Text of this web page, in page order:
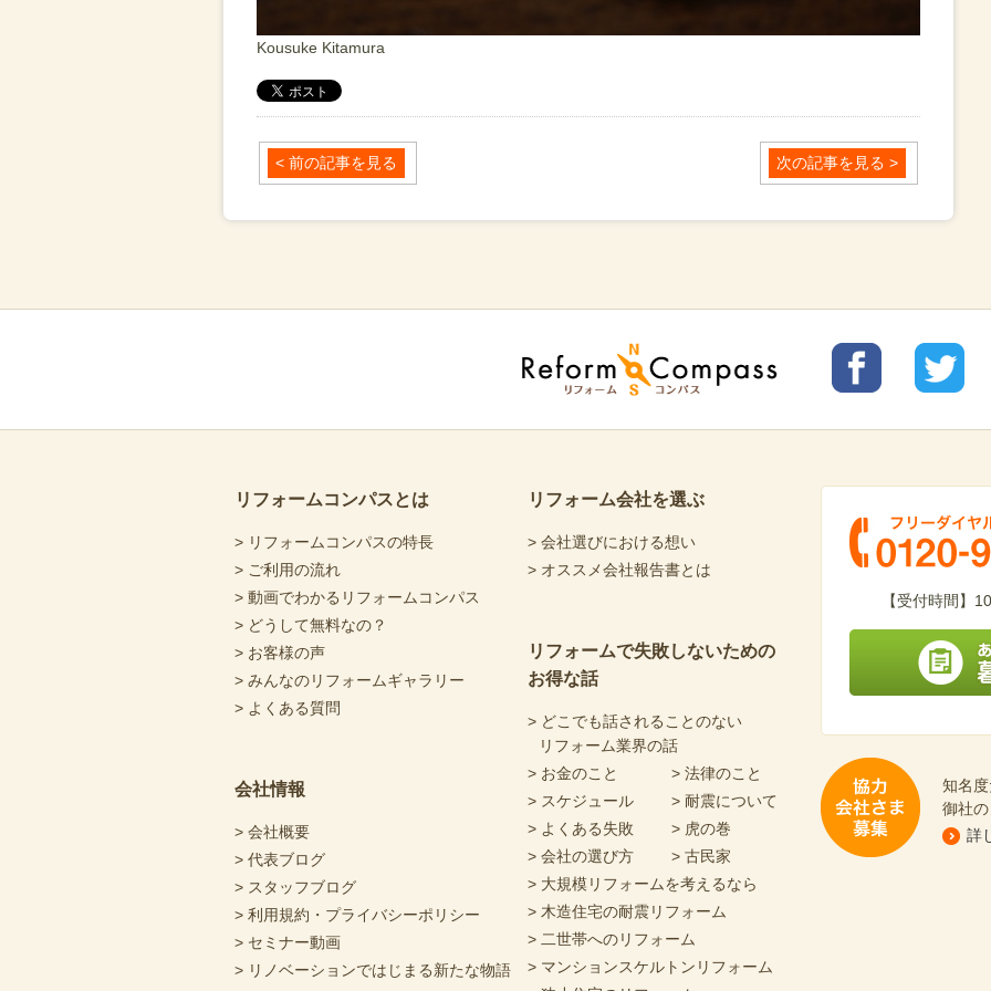
Kousuke Kitamura
< 前の記事を見る 次の記事を見る >
ス
ームコ
ームコ
リフォームコンパスとは
> リフォームコンパスの特長
> ご利用の流れ
> 動画でわかるリフォームコンパス
> どうして無料なの？
> お客様の声
> みんなのリフォームギャラリー
> よくある質問
会社情報
> 会社概要
> 代表ブログ
> スタッフブログ
> 利用規約・プライバシーポリシー
> セミナー動画
> リノベーションではじまる新たな物語
リフォーム会社を選ぶ
> 会社選びにおける想い
> オススメ会社報告書とは
リフォームで失敗しないための
お得な話
> どこでも話されることのない
リフォーム業界の話
> お金のこと
> 法律のこと
> スケジュール
> 耐震について
> よくある失敗
> 虎の巻
> 会社の選び方
> 古民家
> 大規模リフォームを考えるなら
> 木造住宅の耐震リフォーム
> 二世帯へのリフォーム
> マンションスケルトンリフォーム
【受付時間】
知名
御社
詳